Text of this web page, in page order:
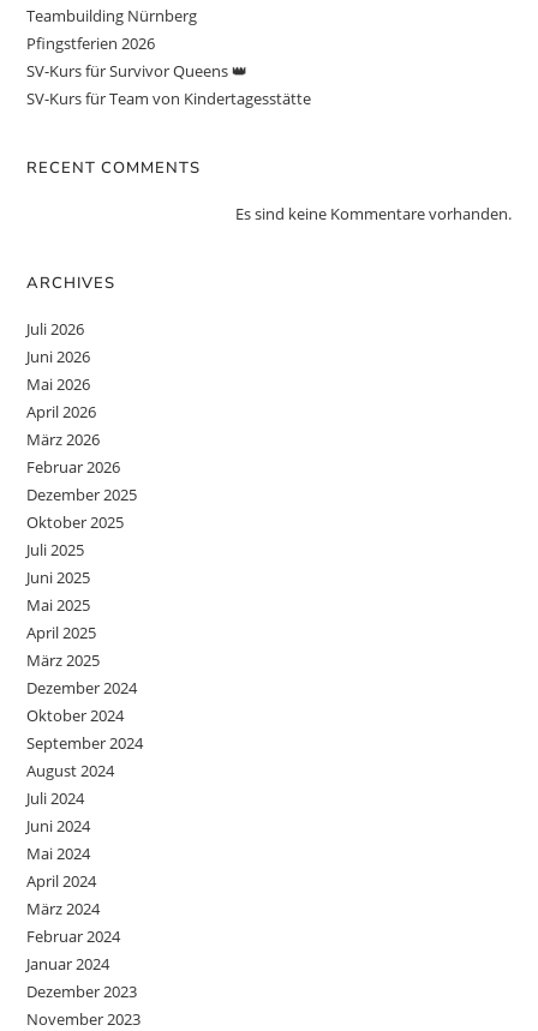
Teambuilding Nürnberg
Pfingstferien 2026
SV-Kurs für Survivor Queens 👑
SV-Kurs für Team von Kindertagesstätte
RECENT COMMENTS
Es sind keine Kommentare vorhanden.
ARCHIVES
Juli 2026
Juni 2026
Mai 2026
April 2026
März 2026
Februar 2026
Dezember 2025
Oktober 2025
Juli 2025
Juni 2025
Mai 2025
April 2025
März 2025
Dezember 2024
Oktober 2024
September 2024
August 2024
Juli 2024
Juni 2024
Mai 2024
April 2024
März 2024
Februar 2024
Januar 2024
Dezember 2023
November 2023